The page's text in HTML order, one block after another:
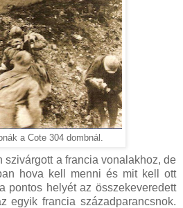
a Cote 304 dombnál.
szivárgott a francia vonalakhoz, de
hova kell menni és mit kell ott
pontos helyét az összekeveredett
egyik francia századparancsnok.